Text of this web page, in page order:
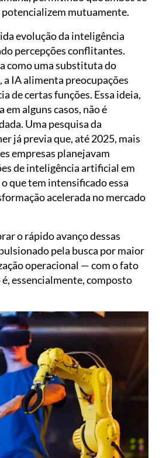
mutuamente.
evolução da inteligência
percepções conflitantes.
como uma substituta do
IA alimenta preocupações
de certas funções. Essa ideia,
em alguns casos, não é
Uma pesquisa da
já previa que, até 2025, mais
empresas planejavam
de inteligência artificial em
que tem intensificado essa
acelerada no mercado
o rápido avanço dessas
pela busca por maior
operacional — com o fato
é, essencialmente, composto